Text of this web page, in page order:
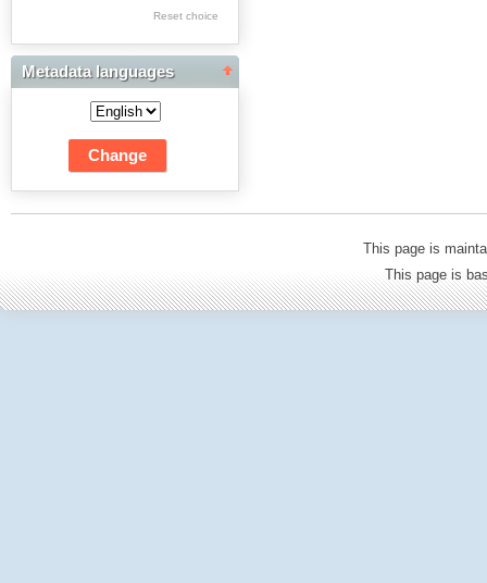
Res Academicae
Science Project Scripts
Biuletyn Informacyjny
WSP w Częstochowie
Reset choice
Metadata languages
This page is
This page is